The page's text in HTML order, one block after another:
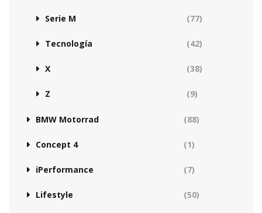
Serie M (77)
Tecnología (42)
X (38)
Z (9)
BMW Motorrad (88)
Concept 4 (1)
iPerformance (7)
Lifestyle (50)